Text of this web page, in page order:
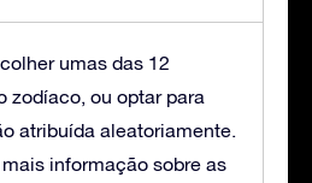
umas das 12
zodíaco, ou optar para
atribuída aleatoriamente.
informação sobre as